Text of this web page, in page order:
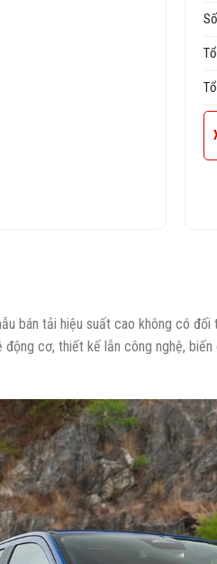
bán tải hiệu suất cao không có
cơ, thiết kế lẫn công nghệ,